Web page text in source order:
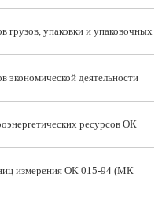
грузов, упаковки и упаковочных
экономической деятельности
ресурсов ОК
измерения ОК 015-94 (МК